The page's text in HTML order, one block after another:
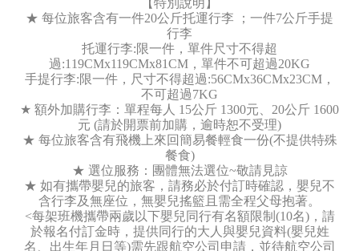
【特別說明】
★ 每位旅客含有一件20公斤托運行李 ；一件7公斤手提
行李
托運行李:限一件，單件尺寸不得超
過:119CMx119CMx81CM，單件不可超過20KG
手提行李:限一件，尺寸不得超過:56CMx36CMx23CM，
不可超過7KG
★ 額外加購行李：單程每人 15公斤 1300元、20公斤 1600
元 (請於開票前加購，逾時恕不受理)
★ 每位旅客含有飛機上來回簡易餐輕食一份(不提供特殊
餐食)
★ 選位服務：團體無法選位~敬請見諒
★ 如有攜帶嬰兒的旅客，請務必於付訂時確認，嬰兒不
含行李及無座位，無嬰兒搖籃且需全程父母抱著。
<每架班機攜帶兩歲以下嬰兒同行有名額限制(10名)，請
於報名付訂金時，提供同行的大人與嬰兒資料(嬰兒姓
名、出生年月日等)需先跟航空公司申請，並待航空公司